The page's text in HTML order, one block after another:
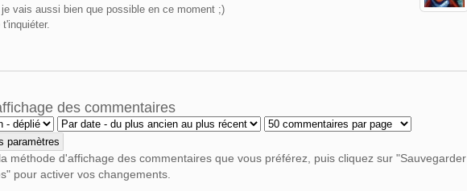
vais aussi bien que possible en ce moment ;)
t'inquiéter.
des commentaires
méthode d'affichage des commentaires que vous préférez, puis cliquez sur "Sauvegarder
pour activer vos changements.